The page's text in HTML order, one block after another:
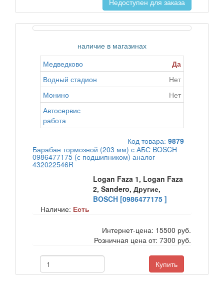
Недоступен для заказа
наличие в магазинах
Медведково
Да
Водный стадион
Нет
Монино
Нет
Автосервис
работа
Код товара: 9879
Барабан тормозной (203 мм) с АБС BOSCH
0986477175 (с подшипником) аналог
432022546R
Logan Faza 1, Logan Faza
2, Sandero, Другие,
BOSCH [0986477175 ]
Наличие: Есть
Интернет-цена: 15500 руб.
Розничная цена от: 7300 руб.
Купить